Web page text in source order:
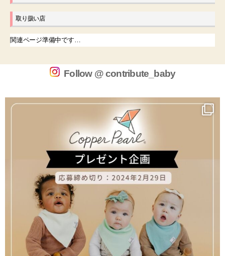
取り扱い店
関連ページ準備中です…
Follow @ contribute_baby